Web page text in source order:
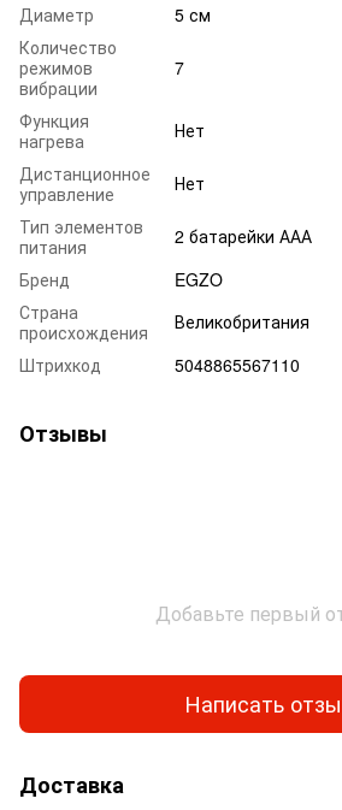
Диаметр
5 см
Количество
режимов
вибрации
7
Функция
нагрева
Нет
Дистанционное
управление
Нет
Тип элементов
питания
2 батарейки ААА
Бренд
EGZO
Страна
происхождения
Великобритания
Штрихкод
5048865567110
Отзывы
Добавьте первый
Написать
Доставка